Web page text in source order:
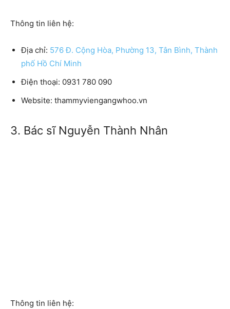
Thông tin liên hệ:
Địa chỉ: 576 Đ. Cộng Hòa, Phường 13, Tân Bình, Thành
phố Hồ Chí Minh
Điện thoại: 0931 780 090
Website: thammyviengangwhoo.vn
3. Bác sĩ Nguyễn Thành Nhân
Thông tin liên hệ: